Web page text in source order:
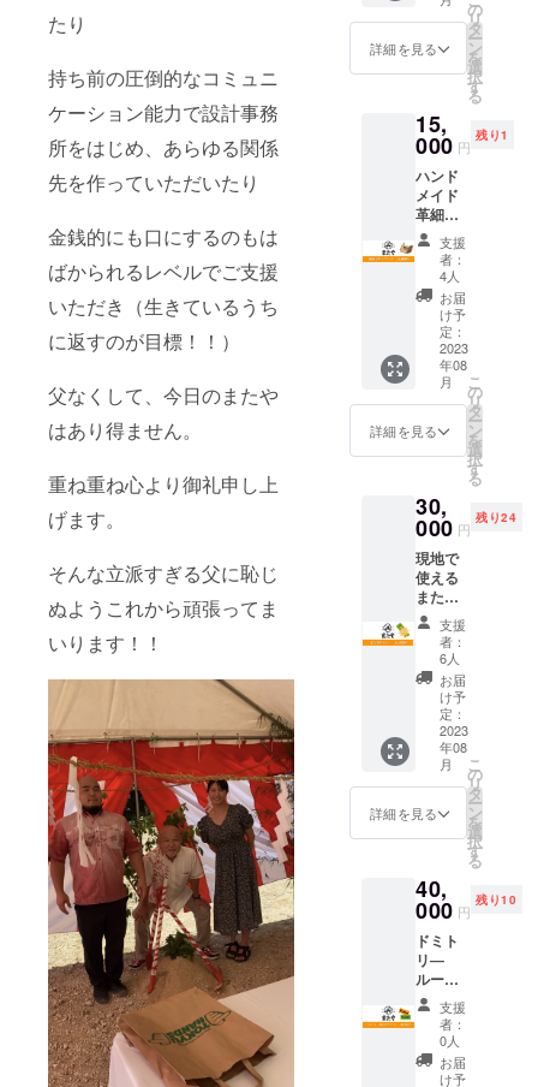
たり
持ち前の圧倒的なコミュニ
ケーション能力で設計事務
所をはじめ、あらゆる関係
先を作っていただいたり
金銭的にも口にするのもは
ばかられるレベルでご支援
いただき（生きているうち
に返すのが目標！！）
父なくして、今日のまたや
はあり得ません。
重ね重ね心より御礼申し上
げます。
そんな立派すぎる父に恥じ
ぬようこれから頑張ってま
いります！！
ばだ
し
300ml
限 ・沖
縄そば
方法：
要冷蔵
・沖縄
そばの
賞味期
限：１
週間程
度 ・沖
縄そば
だしの
保存方
法：直
光、高
温多湿
してく
ださ
い。開
封後
は、冷
蔵庫に
保管
し、お
早めに
お使い
くださ
い。 ・
沖縄そ
ばだし
の賞味
１年程
度 ３.加
及び添
加物等
の食品
表示は
お届け
商品の
ラベル
に表記
されて
おりま
ご確認
くださ
い。 ※
年間。
（2023
年8月～
2024年
7月） ※
チケッ
トはお
釣りを
お渡し
するこ
とがで
きませ
ん。端
数につ
きまし
ては現
金でご
宿泊を
事前決
済で予
約され
た場
合、チ
ケット
での換
金はで
きませ
ん。ご
予約の
際は必
ず電話
または
にて、
事前に
の旨ご
連絡く
ださ
い。 ※
公序良
俗に反
する内
容、法
令に違
反する
たマル
シェで
も好評
のシン
デレラ
リウム
とまた
やのス
テッ
カーに
なりま
す。 ピ
ンク
系、青
系、黄
色系、
紫系、
黒系の5
色から
お選び
くださ
い。 ※
りま
す。 ・
商品
ジャン
ル
ハーバ
リウ
ム、ス
テッ
カー ・
セット
容
ハーバ
リウム
とス
テッ
ズ
ハーバ
ム：21
㎝×23㎝
×8㎝、
ステッ
カー：
直径6㎝
・素
材
詳細を見る
の
リ
タ
ー
ン
を
選
択
す
る
15,
000 円
残り1
ハンド
メイド
革細工
キー
ケース
またや
ハンド
メイド
部 部
長ちょ
んぼい
の兄が
作った
キー
ケース
とまた
テッ
カーに
なりま
す。 革
細工職
人とし
て様々
な作品
を作っ
てます
https://i
nstagra
m.com/
swan.v
alley?
igshid=
MzRlO
ラー1つ
ずつの
準備し
てま
す。
メー
カーの
所在
地：日
本 事業
者名：
支援
者：
4人
お届
け予
定：
2023
年08
月
詳細を見る
こ
の
リ
タ
ー
ン
を
選
択
す
る
30,
000 円
残り24
現地で
使える
またや
チケッ
ト
40000
円分 ま
たやで
何にで
も使う
ことの
できる
チケッ
トで
す。 宿
泊はも
ん、食
事や雑
貨等を
購入す
る際に
現金が
わりに
使用す
ること
ができ
ます。
支援
者：
6人
お届
け予
定：
2023
年08
月
詳細を見る
こ
の
リ
タ
ー
ン
を
選
択
す
る
40,
000 円
残り10
ドミト
リ―
ルー
ム １
０泊分
またや
のドミ
トリー
支援
者：
0人
お届
け予